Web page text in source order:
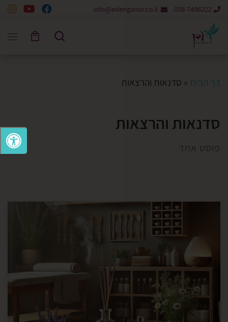
Skip to content
058-7496222
info@edenganor.co.il
Search
דך הבית » סדנאות והרצאות
סדנאות והרצאות
פוסט אחד